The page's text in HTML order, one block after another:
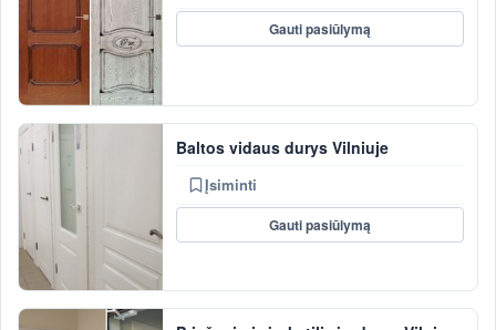
Gauti pasiūlymą
Baltos vidaus durys Vilniuje
Įsiminti
Gauti pasiūlymą